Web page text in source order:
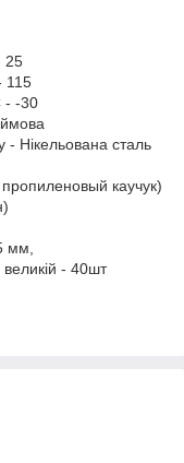
25
115
- -30
- Нікельована сталь
каучук)
мм,
великій - 40шт